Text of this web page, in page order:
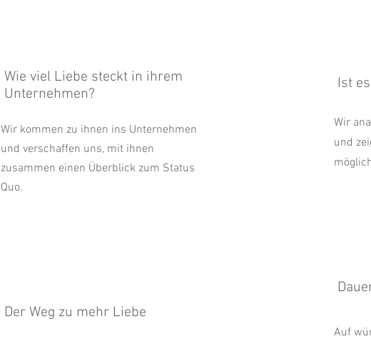
Wie viel Liebe steckt in ihrem
Unternehmen?
Wir kommen zu ihnen ins Unternehmen
und verschaffen uns, mit ihnen
zusammen einen Überblick zum Status
Quo.
Der Weg zu mehr Liebe
Ist
Wir
und
Auf